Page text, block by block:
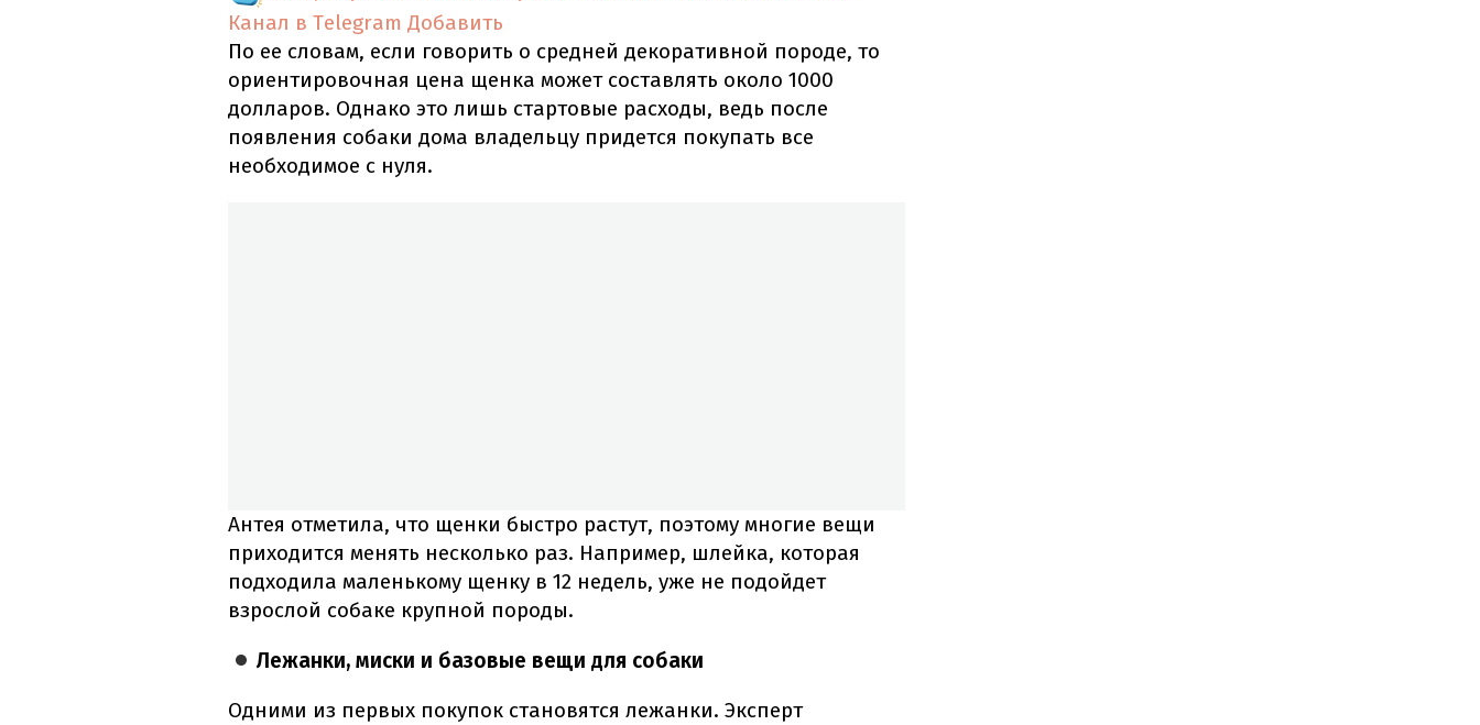
Канал в Telegram Добавить
По ее словам, если говорить о средней декоративной породе, то
ориентировочная цена щенка может составлять около 1000
долларов. Однако это лишь стартовые расходы, ведь после
появления собаки дома владельцу придется покупать все
необходимое с нуля.
Антея отметила, что щенки быстро растут, поэтому многие вещи
приходится менять несколько раз. Например, шлейка, которая
подходила маленькому щенку в 12 недель, уже не подойдет
взрослой собаке крупной породы.
Лежанки, миски и базовые вещи для собаки
Одними из первых покупок становятся лежанки. Эксперт